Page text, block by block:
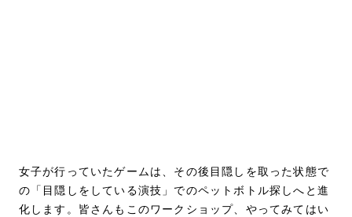
女子が行っていたゲームは、その後目隠しを取った状態で
の「目隠しをしている演技」でのペットボトル探しへと進
化します。皆さんもこのワークショップ、やってみてはい